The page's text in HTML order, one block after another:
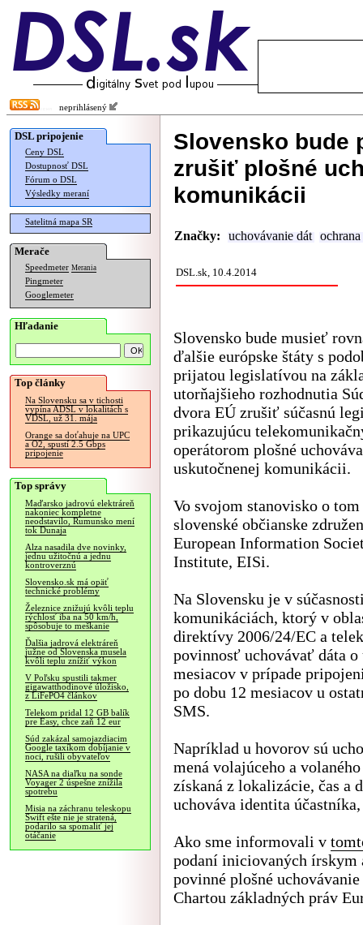
neprihlásený
DSL pripojenie
Ceny DSL
Dostupnosť DSL
Fórum o DSL
Výsledky meraní
Satelitná mapa SR
Merače
Speedmeter Merania
Pingmeter
Googlemeter
Hľadanie
Top články
Na Slovensku sa v tichosti
vypína ADSL v lokalitách s
VDSL, už 31. mája
Orange sa doťahuje na UPC
a O2, spustí 2.5 Gbps
pripojenie
Top správy
Maďarsko jadrovú elektráreň
nakoniec kompletne
neodstavilo, Rumunsko mení
tok Dunaja
Alza nasadila dve novinky,
jednu užitočnú a jednu
kontroverznú
Slovensko.sk má opäť
technické problémy
Železnice znižujú kvôli teplu
rýchlosť iba na 50 km/h,
spôsobuje to meškanie
Ďalšia jadrová elektráreň
južne od Slovenska musela
kvôli teplu znížiť výkon
V Poľsku spustili takmer
gigawatthodinové úložisko,
z LiFePO4 článkov
Telekom pridal 12 GB balík
pre Easy, chce zaň 12 eur
Súd zakázal samojazdiacim
Google taxíkom dobíjanie v
noci, rušili obyvateľov
NASA na diaľku na sonde
Voyager 2 úspešne znížila
spotrebu
Misia na záchranu teleskopu
Swift ešte nie je stratená,
podarilo sa spomaliť jej
otáčanie
Slovensko bude
zrušiť plošné
komunikácii
Značky: uchovávanie dát
DSL.sk, 10.4.2014
Slovensko bude musieť
ďalšie európske štáty s
prijatou legislatívou na
utorňajšieho rozhodnutia
dvora EÚ zrušiť súčasnú
prikazujúcu
operátorom plošné
uskutočnenej komunikácii.
Vo svojom stanovisko o tom
slovenské občianske
European Information
Institute, EISi.
Na Slovensku je v
komunikáciách, ktorý v
direktívy 2006/24/EC a
povinnosť uchovávať dáta
mesiacov v prípade
po dobu 12 mesiacov u
SMS.
Napríklad u hovorov sú
mená volajúceho a
získaná z lokalizácie, čas a
uchováva identita účastníka,
Ako sme informovali v
podaní iniciovaných írskym
povinné plošné
Chartou základných práv